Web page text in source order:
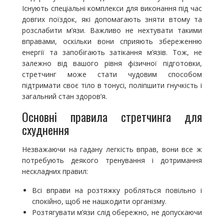
Існують спеціальні комплекси для виконання під час
довгих поїздок, які допомагають зняти втому та
розслабити м’язи. Важливо не нехтувати такими
вправами, оскільки вони сприяють збереженню
енергії та запобігають затікання м’язів. Тож, не
залежно від вашого рівня фізичної підготовки,
стретчинг може стати чудовим способом
підтримати своє тіло в тонусі, поліпшити гнучкість і
загальний стан здоров’я.
Основні правила стретчинга для
схуднення
Незважаючи на гадану легкість вправ, вони все ж
потребують деякого тренування і дотримання
нескладних правил:
Всі вправи на розтяжку робляться повільно і
спокійно, щоб не нашкодити організму.
Розтягувати м’язи слід обережно, не допускаючи